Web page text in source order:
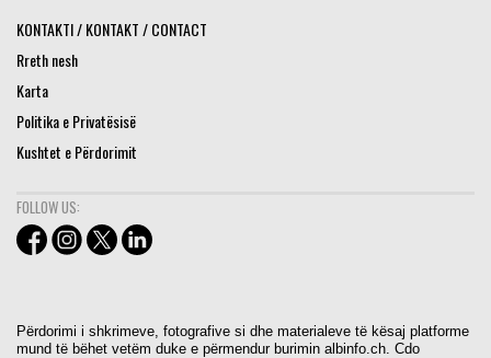
KONTAKTI / KONTAKT / CONTACT
Rreth nesh
Karta
Politika e Privatësisë
Kushtet e Përdorimit
FOLLOW US:
Përdorimi i shkrimeve, fotografive si dhe materialeve të kësaj platforme
mund të bëhet vetëm duke e përmendur burimin albinfo.ch. Cdo